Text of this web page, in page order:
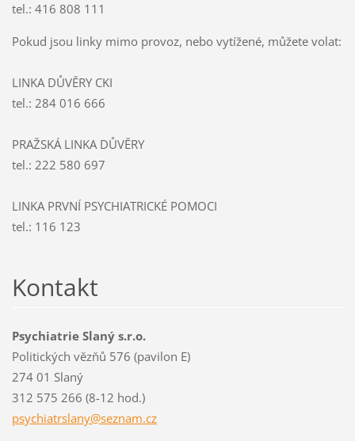
tel.: 416 808 111
Pokud jsou linky mimo provoz, nebo vytížené, můžete volat:
LINKA DŮVĚRY CKI
tel.: 284 016 666
PRAŽSKÁ LINKA DŮVĚRY
tel.: 222 580 697
LINKA PRVNÍ PSYCHIATRICKÉ POMOCI
tel.: 116 123
Kontakt
Psychiatrie Slaný s.r.o.
Politických vězňů 576 (pavilon E)
274 01 Slaný
312 575 266 (8-12 hod.)
psychiatrslany@seznam.cz